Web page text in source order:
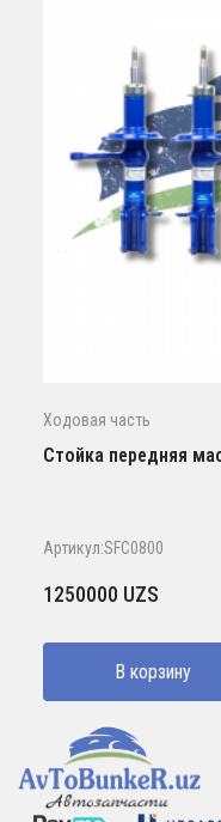
Ходовая часть
Стойка передняя
Артикул:SFC0800
1250000 UZS
В корзину